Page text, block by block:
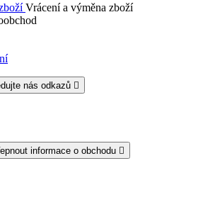
Vrácení a výměna zboží
nás odkazů 
informace o obchodu 